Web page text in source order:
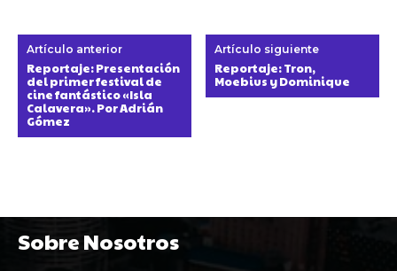
Artículo anterior
Reportaje: Presentación
del primer festival de
cine fantástico «Isla
Calavera». Por Adrián
Gómez
Artículo siguiente
Reportaje: Tron,
Moebius y Dominique
Sobre Nosotros